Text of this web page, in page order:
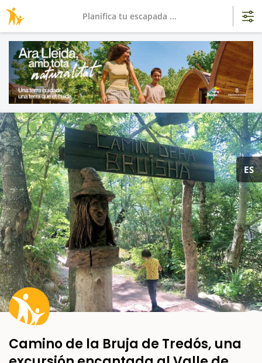
ES
Camino de la Bruja de Tredós, una
Planifica tu escapada ...